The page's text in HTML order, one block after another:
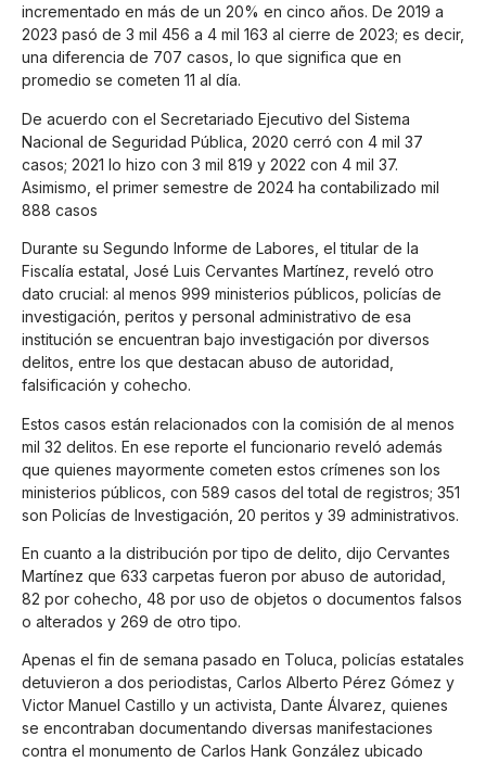
incrementado en más de un 20% en cinco años. De 2019 a
2023 pasó de 3 mil 456 a 4 mil 163 al cierre de 2023; es decir,
una diferencia de 707 casos, lo que significa que en
promedio se cometen 11 al día.
De acuerdo con el Secretariado Ejecutivo del Sistema
Nacional de Seguridad Pública, 2020 cerró con 4 mil 37
casos; 2021 lo hizo con 3 mil 819 y 2022 con 4 mil 37.
Asimismo, el primer semestre de 2024 ha contabilizado mil
888 casos
Durante su Segundo Informe de Labores, el titular de la
Fiscalía estatal, José Luis Cervantes Martínez, reveló otro
dato crucial: al menos 999 ministerios públicos, policías de
investigación, peritos y personal administrativo de esa
institución se encuentran bajo investigación por diversos
delitos, entre los que destacan abuso de autoridad,
falsificación y cohecho.
Estos casos están relacionados con la comisión de al menos
mil 32 delitos. En ese reporte el funcionario reveló además
que quienes mayormente cometen estos crímenes son los
ministerios públicos, con 589 casos del total de registros; 351
son Policías de Investigación, 20 peritos y 39 administrativos.
En cuanto a la distribución por tipo de delito, dijo Cervantes
Martínez que 633 carpetas fueron por abuso de autoridad,
82 por cohecho, 48 por uso de objetos o documentos falsos
o alterados y 269 de otro tipo.
Apenas el fin de semana pasado en Toluca, policías estatales
detuvieron a dos periodistas, Carlos Alberto Pérez Gómez y
Victor Manuel Castillo y un activista, Dante Álvarez, quienes
se encontraban documentando diversas manifestaciones
contra el monumento de Carlos Hank González ubicado